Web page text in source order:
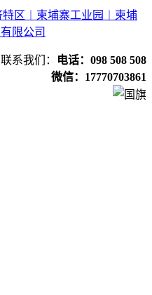
联系我们：
电话：098 508 508
微信：17770703861